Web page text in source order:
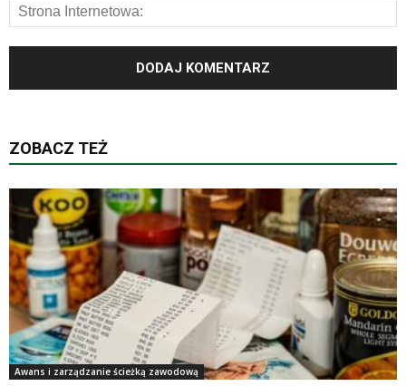
ZOBACZ TEŻ
Awans i zarządzanie ścieżką zawodową